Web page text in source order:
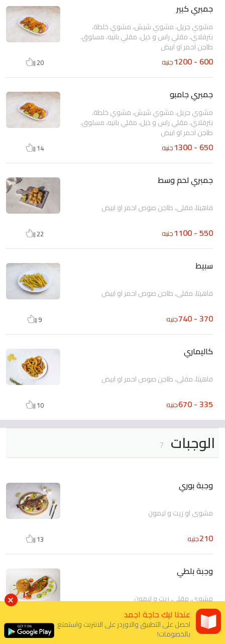
جمبري كبير
مشوي جريل، مشوي شيش، مشوي خلطة،
بترفلاي، مقلي راس و ذيل، مقلي بانيه، مسلوق،
طاجن احمر او ابيض
600 - 1200 جنيه 20
جمبري جامبو
مشوي جريل، مشوي شيش، مشوي خلطة،
بترفلاي، مقلي راس و ذيل، مقلي بانيه، مسلوق،
طاجن احمر او ابيض
650 - 1300 جنيه 14
جمبري لحم وسط
فاهيتا، مقلي، طاجن صوص احمر او ابيض
550 - 1100 جنيه 22
سبيط
فاهيتا، مقلي، طاجن صوص احمر او ابيض
370 - 740 جنيه 9
كاليماري
فاهيتا، مقلي، طاجن صوص احمر او ابيض
335 - 670 جنيه 10
الوجبات 7
وجبة بوري
مشوي او زيت و ليمون
210جنيه 13
وجبة بلطي
مشوي، مقلي، زيت و ليمون
140 جنيه 120جنيه 42
عندنا ليك حاجة اجمد
احصل على التطبيق والاوردر على الانترنت واستمتع
بالخصومات!